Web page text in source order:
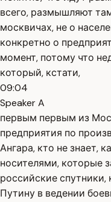
всего, размышляют
москвичах, не о
конкретно о
момент, потому что
который, кстати,
09:04
Speaker A
первым первым из
предприятия по
Ангара, кто не знает,
носителями, которые
российские
Путину в ведении